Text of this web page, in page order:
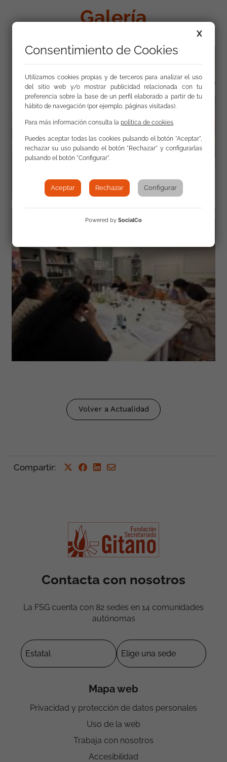
Galería
Volver a Actualidad
Compartir:
Contacta con nosotros
La FSG cuenta con 82 sedes en 14 comunidades
autónomas
Mapa web
Privacidad y protección de datos personales
Uso de la web
Trabaja con nosotros
Accesibilidad
X
Consentimiento de Cookies
Utilizamos cookies propias y de terceros para analizar el uso
del sitio web y/o mostrar publicidad relacionada con tu
preferencia sobre la base de un perfil elaborado a partir de tu
hábito de navegación (por ejemplo, páginas visitadas).
Para más información consulta la política de cookies
Puedes aceptar todas las cookies pulsando el botón "Aceptar",
rechazar su uso pulsando el botón "Rechazar" y configurarlas
pulsando el botón "Configurar".
Aceptar Rechazar Configurar
Powered by SocialCo